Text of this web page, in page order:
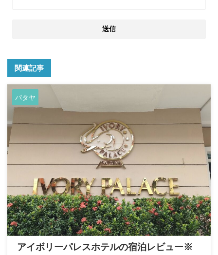
関連記事
パタヤ
アイボリーパレスホテルの宿泊レビュー※